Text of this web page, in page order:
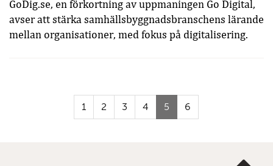
GoDig.se, en förkortning av uppmaningen Go Digital,
avser att stärka samhällsbyggnadsbranschens lärande
mellan organisationer, med fokus på digitalisering.
1 2 3 4 5 (Aktuell
sida)
6